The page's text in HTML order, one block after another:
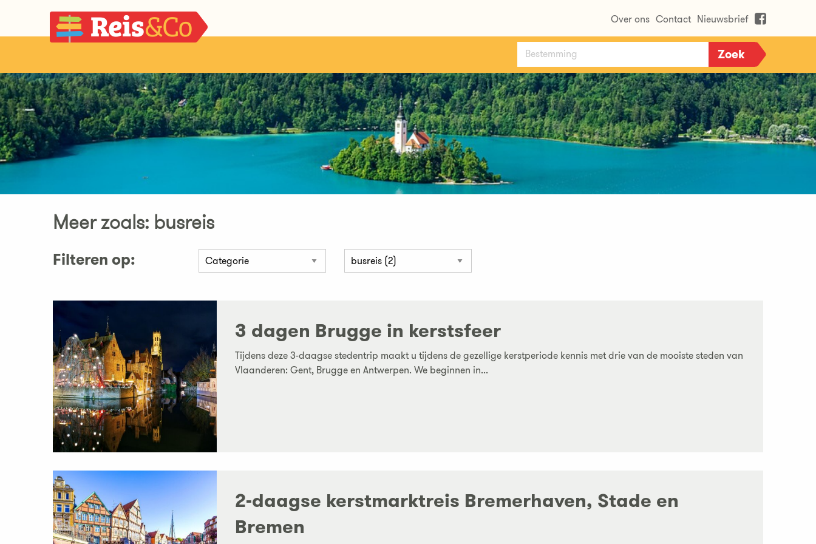
Over ons Contact Nieuwsbrief
Meer zoals: busreis
Filteren op:
3 dagen Brugge in kerstsfeer
Tijdens deze 3-daagse stedentrip maakt u tijdens de gezellige kerstperiode kennis met drie van de mooiste steden van
Vlaanderen: Gent, Brugge en Antwerpen. We beginnen in...
2-daagse kerstmarktreis Bremerhaven, Stade en
Bremen